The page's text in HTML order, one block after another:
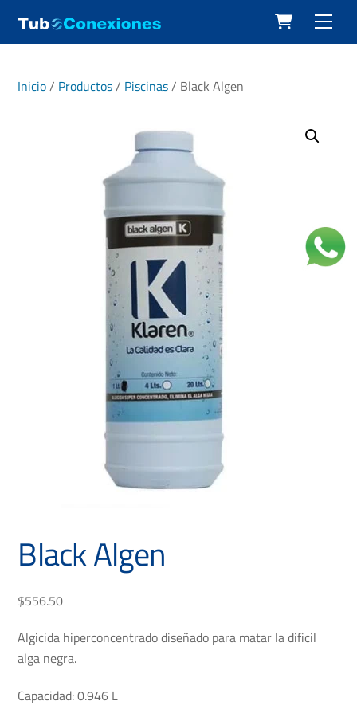
Cart
Inicio/ Productos/ Piscinas/ Black Algen
Black Algen
$556.50
Algicida hiperconcentrado diseñado para matar la dificil
alga negra.
Capacidad: 0.946 L